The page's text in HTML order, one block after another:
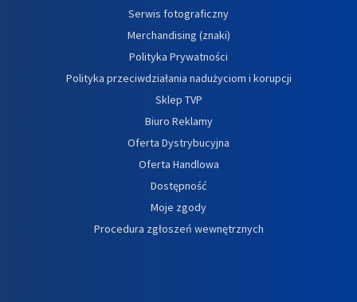
Serwis fotograficzny
Merchandising (znaki)
Polityka Prywatności
Polityka przeciwdziałania nadużyciom i korupcji
Sklep TVP
Biuro Reklamy
Oferta Dystrybucyjna
Oferta Handlowa
Dostępność
Moje zgody
Procedura zgłoszeń wewnętrznych